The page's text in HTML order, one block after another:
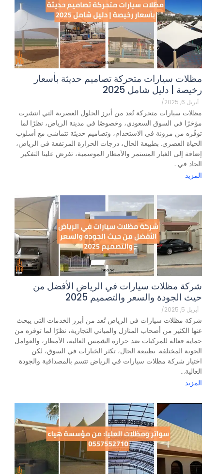
مظلات سيارات متحركة تصاميم حديثة بأسعار
رخيصة | دليل شامل 2025
أبريل 6, 2025 /
مظلات سيارات متحركة تُعد من أبرز الحلول العصرية التي انتشرت
مؤخرًا في السوق السعودي، وخصوصًا في مدينة الرياض، نظرًا لما
توفّره من مرونة في الاستخدام، وتصاميم حديثة تتماشى مع أسلوب
الحياة العصري. بطبيعة الحال، درجات الحرارة المرتفعة في الرياض،
إضافة إلى الغبار المستمر والأمطار الموسمية، تفرض علينا التفكير
الجاد في...
المزيد
شركة مظلات سيارات في الرياض الأفضل من
حيث الجودة والسعر والتصميم 2025
أبريل 5, 2025 /
شركة مظلات سيارات في الرياض تُعد من أبرز الخدمات التي يبحث
عنها الكثير من أصحاب المنازل والمباني التجارية، نظرًا لما توفره من
حماية فعالة للمركبات ضد حرارة الشمس العالية، الأمطار، والعوامل
الجوية المختلفة. بطبيعة الحال، تكثر الخيارات في السوق، لكن
اختيار شركة مظلات سيارات في الرياض تتسم بالمصداقية والجودة
العالية...
المزيد